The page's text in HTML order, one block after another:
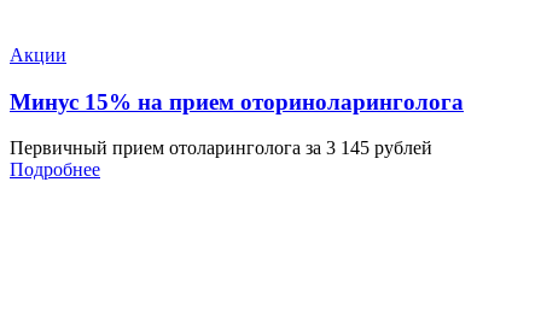
Акции
Минус 15% на прием оториноларинголога
Первичный прием отоларинголога за 3 145 рублей
Подробнее